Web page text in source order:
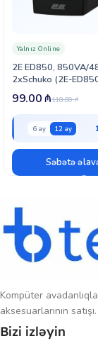
Yığcam dizaynı və
2E ED850, 850VA/
2xSchuko (2E-
Yalnız Online
118.80₼
99.00₼
6 ay 12 ay
Səbətə
Kompüter
aksesuarlarının satışı.
Bizi izləyin